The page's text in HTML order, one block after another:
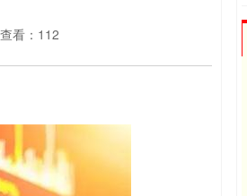
查看：112